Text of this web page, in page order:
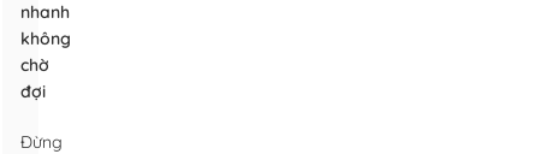
nhanh
không
chờ
đợi
Đừng